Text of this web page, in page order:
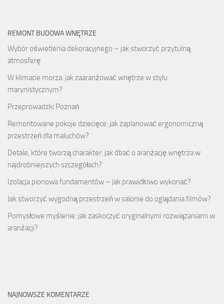
REMONT BUDOWA WNĘTRZE
Wybór oświetlenia dekoracyjnego – jak stworzyć przytulną
atmosferę
W klimacie morza: jak zaaranżować wnętrze w stylu
marynistycznym?
Przeprowadzki Poznań
Remontowane pokoje dziecięce: jak zaplanować ergonomiczną
przestrzeń dla maluchów?
Detale, które tworzą charakter: jak dbać o aranżację wnętrza w
najdrobniejszych szczegółach?
Izolacja pionowa fundamentów – jak prawidłowo wykonać?
Jak stworzyć wygodną przestrzeń w salonie do oglądania filmów?
Pomysłowe myślenie: jak zaskoczyć oryginalnymi rozwiązaniami w
aranżacji?
NAJNOWSZE KOMENTARZE